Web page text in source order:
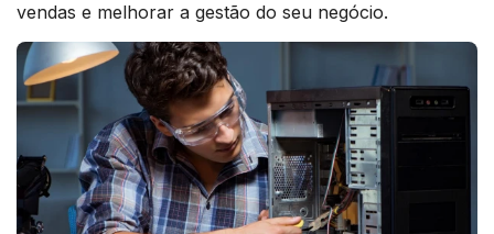
vendas e melhorar a gestão do seu negócio.